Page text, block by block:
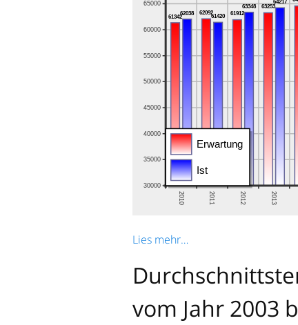
Lies mehr…
vom Jahr 2003